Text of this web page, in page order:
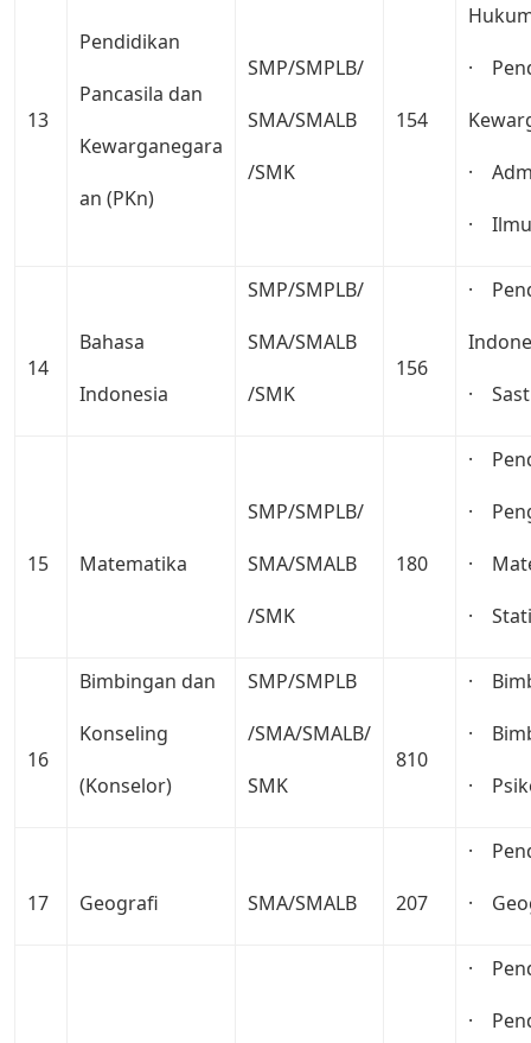
13
Pendidikan
Pancasila dan
Kewarganegara
an (PKn)
SMP/SMPLB/
SMA/SMALB
/SMK
154
·
·
·
14
Bahasa
Indonesia
SMP/SMPLB/
SMA/SMALB
/SMK
156
·
·
15 Matematika
SMP/SMPLB/
SMA/SMALB
/SMK
180
·
·
·
·
16
Bimbingan dan
Konseling
(Konselor)
SMP/SMPLB
/SMA/SMALB/
SMK
810
·
·
·
17 Geografi SMA/SMALB 207
·
·
·
·